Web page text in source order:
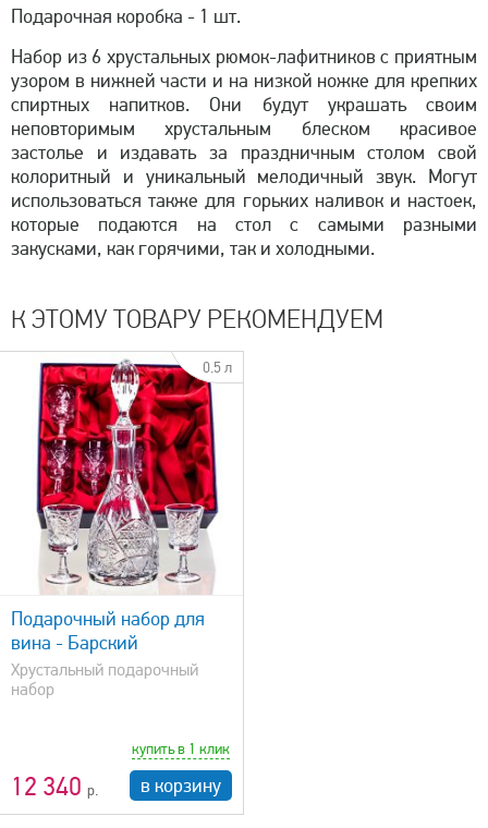
Подарочная коробка - 1 шт.
Набор из 6 хрустальных рюмок-лафитников с приятным
узором в нижней части и на низкой ножке для крепких
спиртных напитков. Они будут украшать своим
неповторимым хрустальным блеском красивое
застолье и издавать за праздничным столом свой
колоритный и уникальный мелодичный звук. Могут
использоваться также для горьких наливок и настоек,
которые подаются на стол с самыми разными
закусками, как горячими, так и холодными.
К ЭТОМУ ТОВАРУ РЕКОМЕНДУЕМ
0.5 л
Подарочный набор для
вина - Барский
Хрустальный подарочный
набор
12 340
купить в 1 клик
в корзину